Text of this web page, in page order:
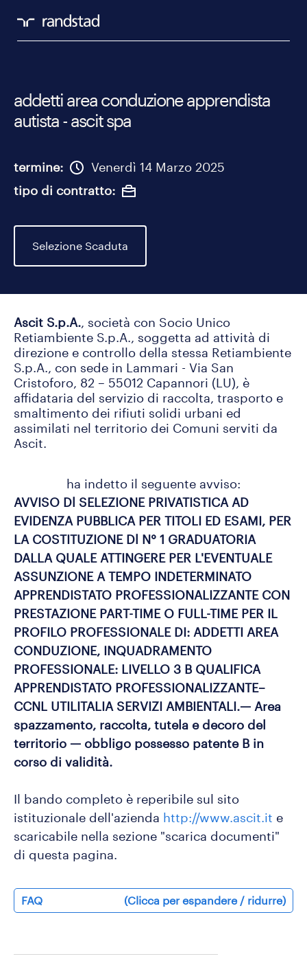
addetti area conduzione apprendista
autista - ascit spa
termine
Venerdì 14 Marzo 2025
tipo di contratto
Selezione Scaduta
Ascit S.p.A., società con Socio Unico
Retiambiente S.p.A., soggetta ad attività di
direzione e controllo della stessa Retiambiente
S.p.A., con sede in Lammari - Via San
Cristoforo, 82 – 55012 Capannori (LU), è
affidataria del servizio di raccolta, trasporto e
smaltimento dei rifiuti solidi urbani ed
assimilati nel territorio dei Comuni serviti da
ha indetto il seguente avviso:
AVVISO Dl SELEZIONE PRIVATISTICA AD
EVIDENZA PUBBLICA PER TITOLI ED ESAMI, PER
LA COSTITUZIONE Dl N° 1 GRADUATORIA
DALLA QUALE ATTINGERE PER L'EVENTUALE
ASSUNZIONE A TEMPO INDETERMINATO
APPRENDISTATO PROFESSIONALIZZANTE CON
PRESTAZIONE PART-TIME O FULL-TIME PER IL
PROFILO PROFESSIONALE DI: ADDETTI AREA
CONDUZIONE, INQUADRAMENTO
PROFESSIONALE: LIVELLO 3 B QUALIFICA
APPRENDISTATO PROFESSIONALIZZANTE–
CCNL UTILITALIA SERVIZI AMBIENTALI.— Area
spazzamento, raccolta, tutela e decoro del
territorio — obbligo possesso patente B in
corso di validità.
Il bando completo è reperibile sul sito
istituzionale dell'azienda http://www.ascit.it e
scaricabile nella sezione "scarica documenti"
di questa pagina.
FAQ (Clicca per espandere / ridurre)